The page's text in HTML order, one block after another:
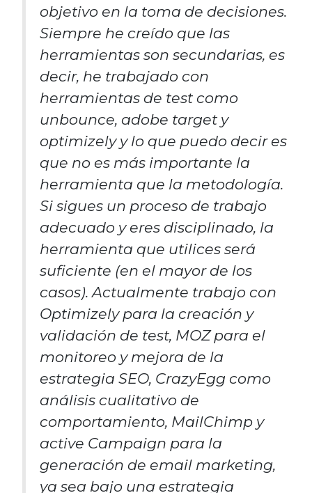
objetivo en la toma de decisiones.
Siempre he creído que las
herramientas son secundarias, es
decir, he trabajado con
herramientas de test como
unbounce, adobe target y
optimizely y lo que puedo decir es
que no es más importante la
herramienta que la metodología.
Si sigues un proceso de trabajo
adecuado y eres disciplinado, la
herramienta que utilices será
suficiente (en el mayor de los
casos). Actualmente trabajo con
Optimizely para la creación y
validación de test, MOZ para el
monitoreo y mejora de la
estrategia SEO, CrazyEgg como
análisis cualitativo de
comportamiento, MailChimp y
active Campaign para la
generación de email marketing,
ya sea bajo una estrategia